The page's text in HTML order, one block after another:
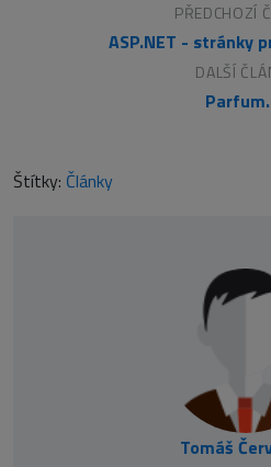
PŘEDCHOZÍ
DALŠÍ
Štítky: Články
Tomáš